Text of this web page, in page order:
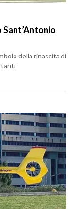
della rinascita di
tanti